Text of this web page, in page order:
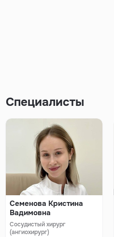
Специалисты
Семенова Кристина
Вадимовна
Сосудистый хирург
(ангиохирург)